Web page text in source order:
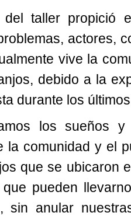
taller propició
actores,
vive la
debido a la
durante los
los sueños
la comunidad y el
que se ubicaron
pueden
sin anular